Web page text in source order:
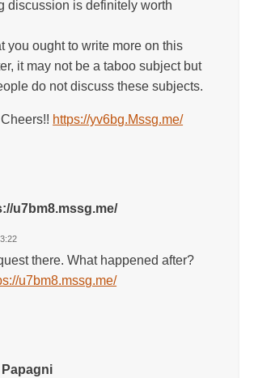
discussion is definitely worth
you ought to write more on this
it may not be a taboo subject but
do not discuss these subjects.
https://yv6bg.Mssg.me/
u7bm8.mssg.me/
there. What happened after?
u7bm8.mssg.me/